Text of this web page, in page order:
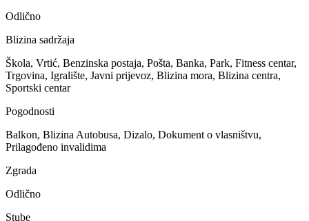
Odlično
Blizina sadržaja
Škola, Vrtić, Benzinska postaja, Pošta, Banka, Park, Fitness centar,
Trgovina, Igralište, Javni prijevoz, Blizina mora, Blizina centra,
Sportski centar
Pogodnosti
Balkon, Blizina Autobusa, Dizalo, Dokument o vlasništvu,
Prilagođeno invalidima
Zgrada
Odlično
Stube